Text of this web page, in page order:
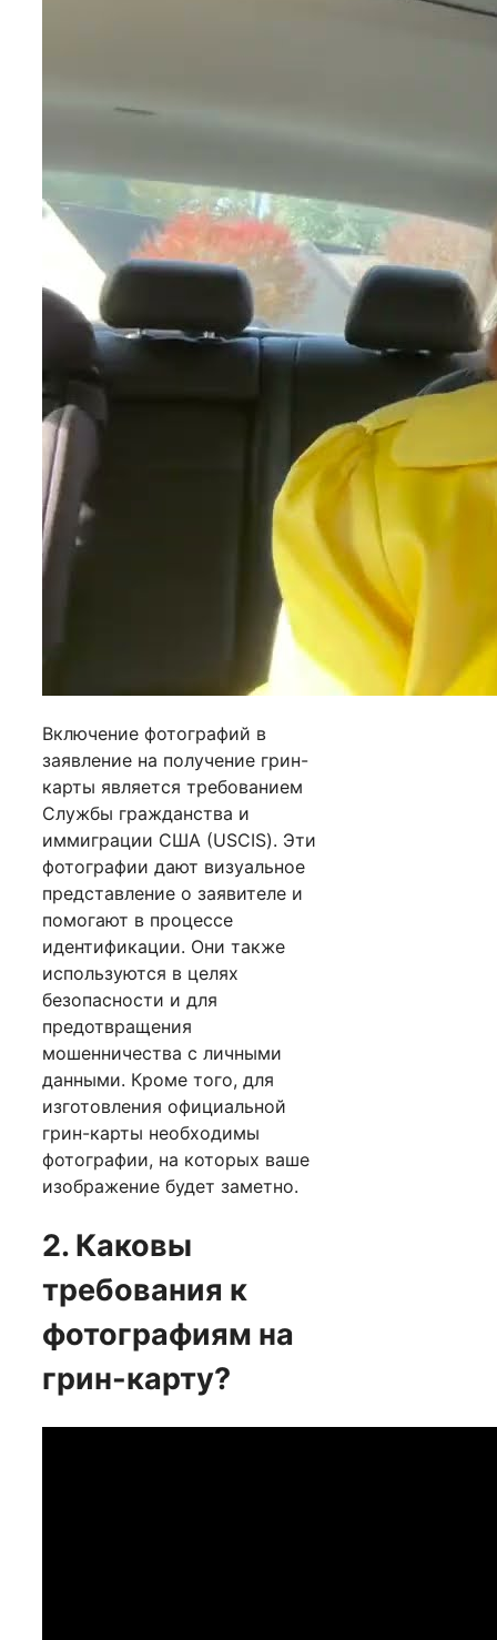
Включение фотографий в
заявление на получение грин-
карты является требованием
Службы гражданства и
иммиграции США (USCIS). Эти
фотографии дают визуальное
представление о заявителе и
помогают в процессе
идентификации. Они также
используются в целях
безопасности и для
предотвращения
мошенничества с личными
данными. Кроме того, для
изготовления официальной
грин-карты необходимы
фотографии, на которых ваше
изображение будет заметно.
2. Каковы
требования к
фотографиям на
грин-карту?